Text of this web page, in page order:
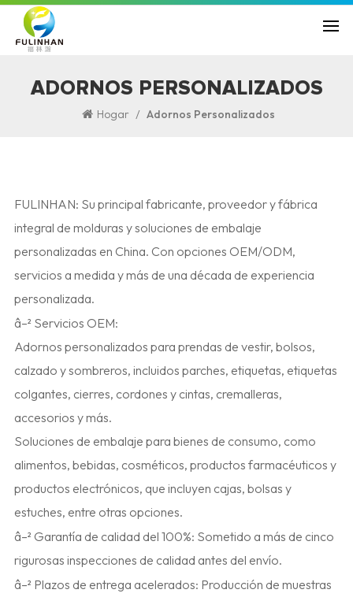
ADORNOS PERSONALIZADOS
Hogar / Adornos Personalizados
FULINHAN: Su principal fabricante, proveedor y fábrica
integral de molduras y soluciones de embalaje
personalizadas en China. Con opciones OEM/ODM,
servicios a medida y más de una década de experiencia
personalizada.
â–² Servicios OEM:
Adornos personalizados para prendas de vestir, bolsos,
calzado y sombreros, incluidos parches, etiquetas, etiquetas
colgantes, cierres, cordones y cintas, cremalleras,
accesorios y más.
Soluciones de embalaje para bienes de consumo, como
alimentos, bebidas, cosméticos, productos farmacéuticos y
productos electrónicos, que incluyen cajas, bolsas y
estuches, entre otras opciones.
â–² Garantía de calidad del 100%: Sometido a más de cinco
rigurosas inspecciones de calidad antes del envío.
â–² Plazos de entrega acelerados: Producción de muestras